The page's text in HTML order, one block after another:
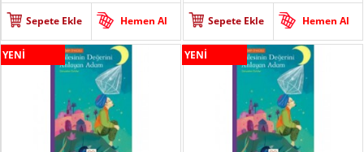
Hemen Al
Sepete Ekle Hemen Al
Sepete Ekle
YENİ YENİ